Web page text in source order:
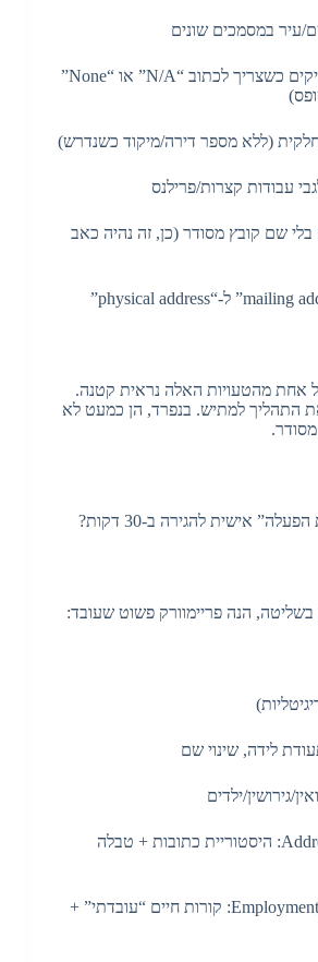
עיר במסמכים שונים
– השארת שדות ריקים כשצריך לכתוב “N/A” או “None”
(ללא מספר דירה/מיקוד כשנדרש)
עבודות קצרות/פרילנס
שם קובץ מסודר (כן, זה נהיה כאב
אחת מהטעויות האלה נראית קטנה.
התהליך למתיש. בנפרד, הן כמעט לא
אישית להגירה ב-30 דקות?
הנה פריימוורק פשוט שעובד:
– 03_Address_History: היסטוריית כתובות + טבלה
– 04_Employment_Education: קורות חיים “עובדתי” +